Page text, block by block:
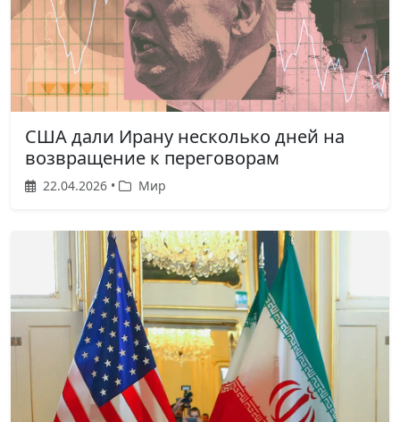
США дали Ирану несколько дней на
возвращение к переговорам
22.04.2026 • Мир